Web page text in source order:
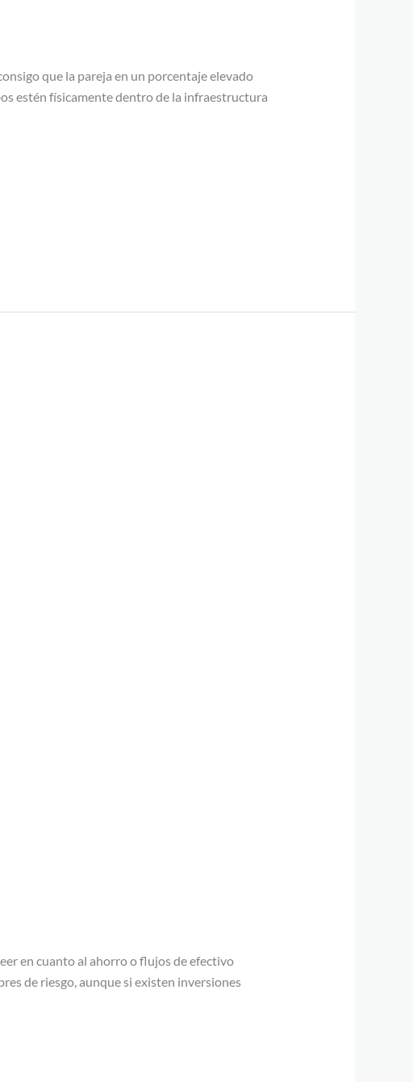
que la pareja en un porcentaje elevado
estén físicamente dentro de la infraestructura
en cuanto al ahorro o flujos de efectivo
de riesgo, aunque si existen inversiones